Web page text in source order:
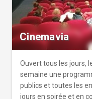
Cinemavia
Ouvert tous les jours,
semaine une
publics et toutes les
jours en soirée et en